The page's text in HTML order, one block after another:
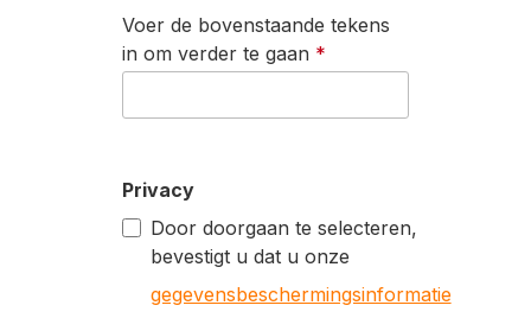
Voer de bovenstaande tekens
in om verder te gaan *
Privacy
Door doorgaan te selecteren,
bevestigt u dat u onze
gegevensbeschermingsinformatie